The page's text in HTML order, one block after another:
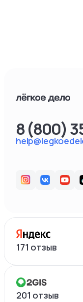
8 (800)
171 отзыв
201 отзыв